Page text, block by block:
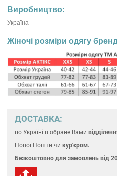
Виробництво:
Україна
Жіночі розміри одягу
ДОСТАВКА:
по Україні в обране Вами
Нової Пошти чи кур'єром.
Безкоштовно для замовлень від